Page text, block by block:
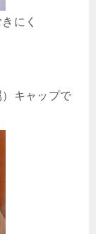
にく
キャップで